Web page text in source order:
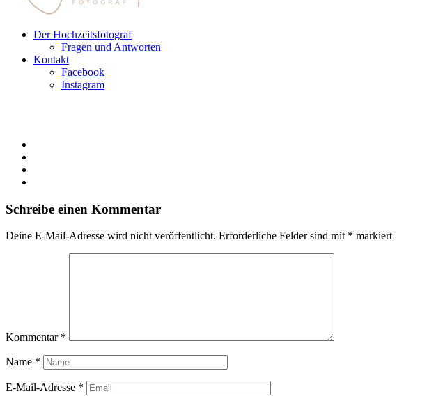
Der Hochzeitsfotograf
Fragen und Antworten
Kontakt
Facebook
Instagram
Schreibe einen Kommentar
Deine E-Mail-Adresse wird nicht veröffentlicht. Erforderliche Felder sind mit * markiert
Kommentar *
Name *
E-Mail-Adresse *